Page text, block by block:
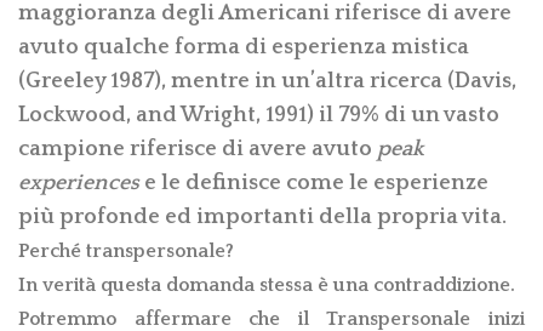
maggioranza degli Americani riferisce di avere
avuto qualche forma di esperienza mistica
(Greeley 1987), mentre in un’altra ricerca (Davis,
Lockwood, and Wright, 1991) il 79% di un vasto
campione riferisce di avere avuto peak
experiencese le definisce come le esperienze
più profonde ed importanti della propria vita.
Perché transpersonale?
In verità questa domanda stessa è una contraddizione.
Potremmo affermare che il Transpersonale inizi